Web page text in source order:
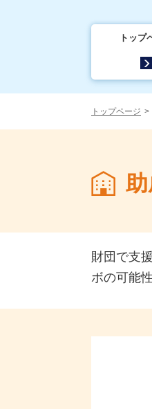
トップ
トップページ
財団で支
ボの可能